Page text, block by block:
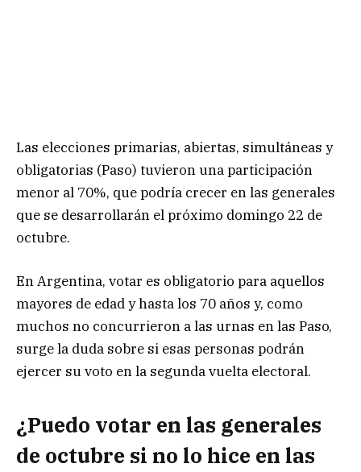
Las elecciones primarias, abiertas, simultáneas y
obligatorias (Paso) tuvieron una participación
menor al 70%, que podría crecer en las generales
que se desarrollarán el próximo domingo 22 de
octubre.
En Argentina, votar es obligatorio para aquellos
mayores de edad y hasta los 70 años y, como
muchos no concurrieron a las urnas en las Paso,
surge la duda sobre si esas personas podrán
ejercer su voto en la segunda vuelta electoral.
¿Puedo votar en las generales
de octubre si no lo hice en las